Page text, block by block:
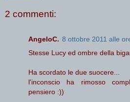
2 commenti:
AngeloC. 8 ottobre 2011 alle
Stesse Lucy ed ombre della
Ha scordato le due suocere...
l'inconscio ha rimosso
pensiero :))